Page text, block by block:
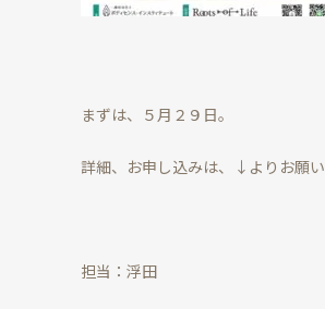
まずは、５月２９日。
詳細、お申し込みは、↓よりお願い
担当：浮田